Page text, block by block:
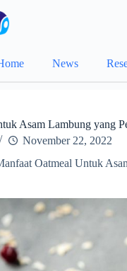
News
Asam Lambung yang
November 22, 2022
Oatmeal Untuk